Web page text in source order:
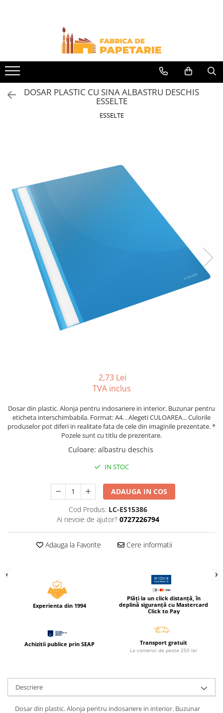
Toate Produsele
Hartie si articole din hartie
Hartie pentru copiator si cartoane
Hartie color pentru copiator
Papetarie personalizata
Plicuri personalizate
Plicuri
Tipizate
Tipizate autocopiative
Tipizate autocopiative
personalizate
Tipizate offset
Tipizate offset personalizate
Rezerva cub notes
Indigo si hartie carbon
Produse si rechizite scolare
Caiete A5
Caiete A4
Caiete si blocuri pentru desen
Caiete incepatori Tip I, II, III
Ierbare scolare
Etichete scolare
Acuarele, guase, tempera si
Accesorii pictura
Creioane cerate
Creioane colorate
Stilouri
Radiere
DOSAR PLASTIC CU SINA ALBASTRU DESCHIS
ESSELTE
ESSELTE
2,73 Lei
TVA inclus
Dosar din plastic. Alonja pentru indosariere in interior. Buzunar pentru
eticheta interschimbabila. Format: A4. . Alegeti CULOAREA... Culorile
produselor pot diferi in realitate fata de cele din imaginile prezentate. *
Pozele sunt cu titlu de prezentare.
Culoare: albastru deschis
IN STOC
ADAUGA IN COS
Cod Produs: LC-ES15386
Ai nevoie de ajutor? 0727226794
Adauga la Favorite Cere informatii
Experienta din 1994
Plăți la un click distanță, în
deplină siguranță cu Mastercard
Click to Pay
Achizitii publice prin SEAP Transport gratuit
La comenzi de peste 250 lei
Descriere
Dosar din plastic. Alonja pentru indosariere in interior. Buzunar